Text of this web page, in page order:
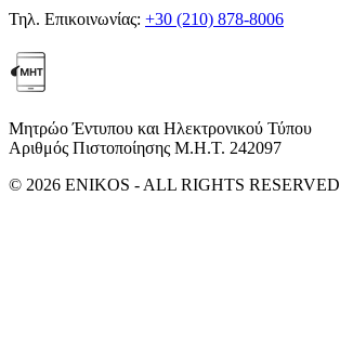
Τηλ. Επικοινωνίας: +30 (210) 878-8006
Μητρώο Έντυπου και Ηλεκτρονικού Τύπου
Αριθμός Πιστοποίησης Μ.Η.Τ. 242097
© 2026 ENIKOS - ALL RIGHTS RESERVED